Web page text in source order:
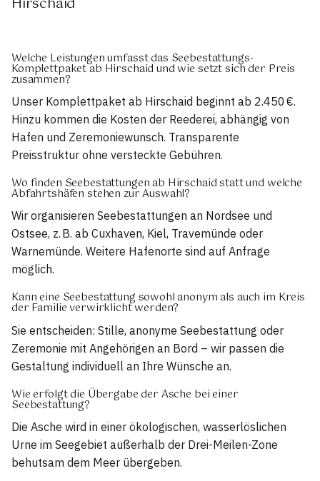
Welche Leistungen umfasst das Seebestattungs-
Komplettpaket ab Hirschaid und wie setzt sich der Preis
zusammen?
Unser Komplettpaket ab Hirschaid beginnt ab 2.450 €.
Hinzu kommen die Kosten der Reederei, abhängig von
Hafen und Zeremoniewunsch. Transparente
Preisstruktur ohne versteckte Gebühren.
Wo finden Seebestattungen ab Hirschaid statt und welche
Abfahrtshäfen stehen zur Auswahl?
Wir organisieren Seebestattungen an Nordsee und
Ostsee, z. B. ab Cuxhaven, Kiel, Travemünde oder
Warnemünde. Weitere Hafenorte sind auf Anfrage
möglich.
Kann eine Seebestattung sowohl anonym als auch im Kreis
der Familie verwirklicht werden?
Sie entscheiden: Stille, anonyme Seebestattung oder
Zeremonie mit Angehörigen an Bord – wir passen die
Gestaltung individuell an Ihre Wünsche an.
Wie erfolgt die Übergabe der Asche bei einer
Seebestattung?
Die Asche wird in einer ökologischen, wasserlöslichen
Urne im Seegebiet außerhalb der Drei-Meilen-Zone
behutsam dem Meer übergeben.